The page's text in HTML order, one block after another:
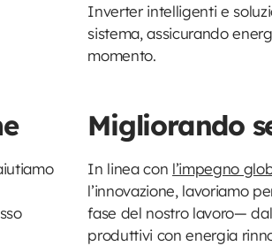
Inverter intelligenti e
sistema, assicurando
momento.
Migliorando
In linea con l’impegno
l’innovazione, lavoriamo
fase del nostro lavoro—
produttivi con energia